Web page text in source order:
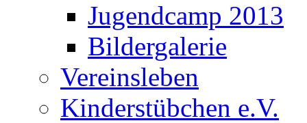
Jugendcamp 2013
Bildergalerie
Vereinsleben
Kinderstübchen e.V.